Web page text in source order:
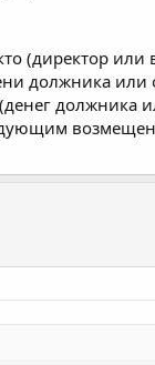
(директор
должника
должника